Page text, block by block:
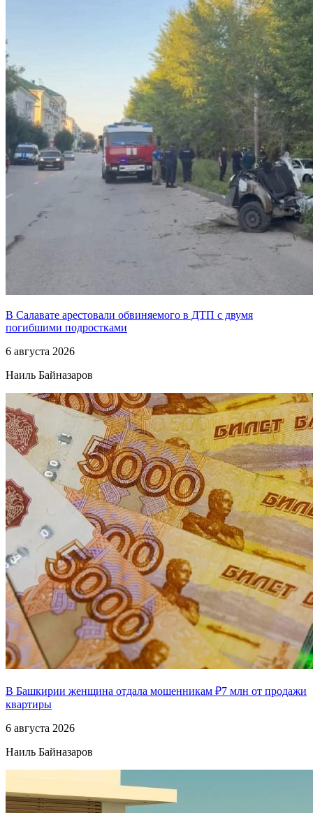
В Салавате арестовали обвиняемого в ДТП с двумя
погибшими подростками
6 августа 2026
Наиль Байназаров
В Башкирии женщина отдала мошенникам ₽7 млн от продажи
квартиры
6 августа 2026
Наиль Байназаров